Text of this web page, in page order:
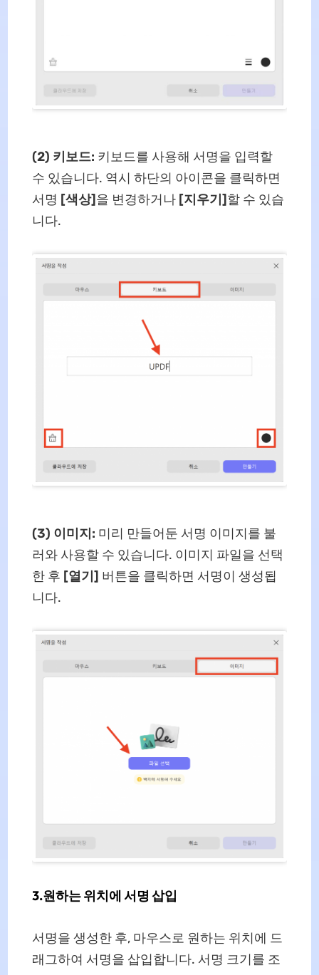
(2) 키보드: 키보드를 사용해 서명을 입력할
수 있습니다. 역시 하단의 아이콘을 클릭하면
서명 [색상] 을 변경하거나 [지우기] 할 수 있습
니다.
(3) 이미지: 미리 만들어둔 서명 이미지를 불
러와 사용할 수 있습니다. 이미지 파일을 선택
한 후 [열기] 버튼을 클릭하면 서명이 생성됩
니다.
3.원하는 위치에 서명 삽입
서명을 생성한 후, 마우스로 원하는 위치에 드
래그하여 서명을 삽입합니다. 서명 크기를 조